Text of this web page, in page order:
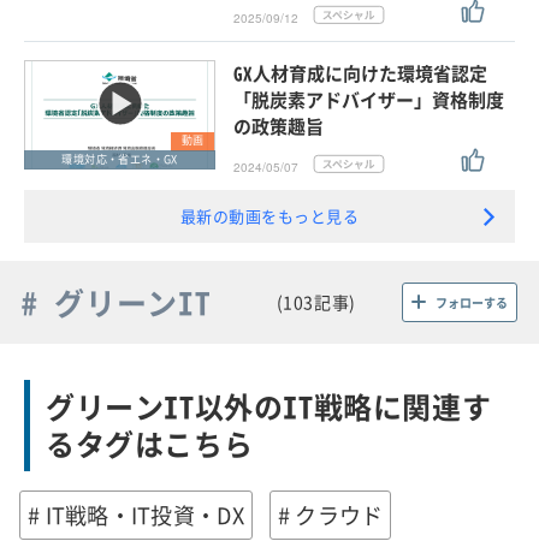
2025/09/12
動画
環境対応・省エネ・GX
GX人材育成に向けた環境省認定
「脱炭素アドバイザー」資格制度
の政策趣旨
2024/05/07
最新の動画をもっと見る
# グリーンIT (103記事) フォローする
グリーンIT以外のIT戦略に関連す
るタグはこちら
# IT戦略・IT投資・DX # クラウド